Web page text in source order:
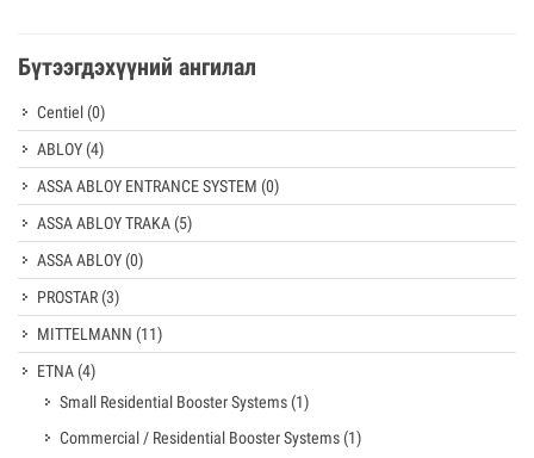
Бүтээгдэхүүний ангилал
Centiel (0)
ABLOY (4)
ASSA ABLOY ENTRANCE SYSTEM (0)
ASSA ABLOY TRAKA (5)
ASSA ABLOY (0)
PROSTAR (3)
MITTELMANN (11)
ETNA (4)
Small Residential Booster Systems (1)
Commercial / Residential Booster Systems (1)